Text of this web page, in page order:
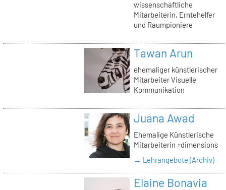
wissenschaftliche
Mitarbeiterin, Erntehelfer
und Raumpioniere
Tawan Arun
ehemaliger künstlerischer
Mitarbeiter Visuelle
Kommunikation
Juana Awad
Ehemalige Künstlerische
Mitarbeiterin +dimensions
→ Lehrangebote (Archiv)
Elaine Bonavia